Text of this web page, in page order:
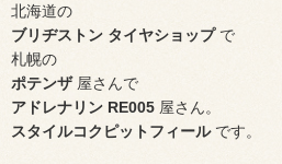
北海道の
ブリヂストン タイヤショップで
札幌の
ポテンザ屋さんで
アドレナリン RE005 屋さん。
スタイルコクピットフィールです。